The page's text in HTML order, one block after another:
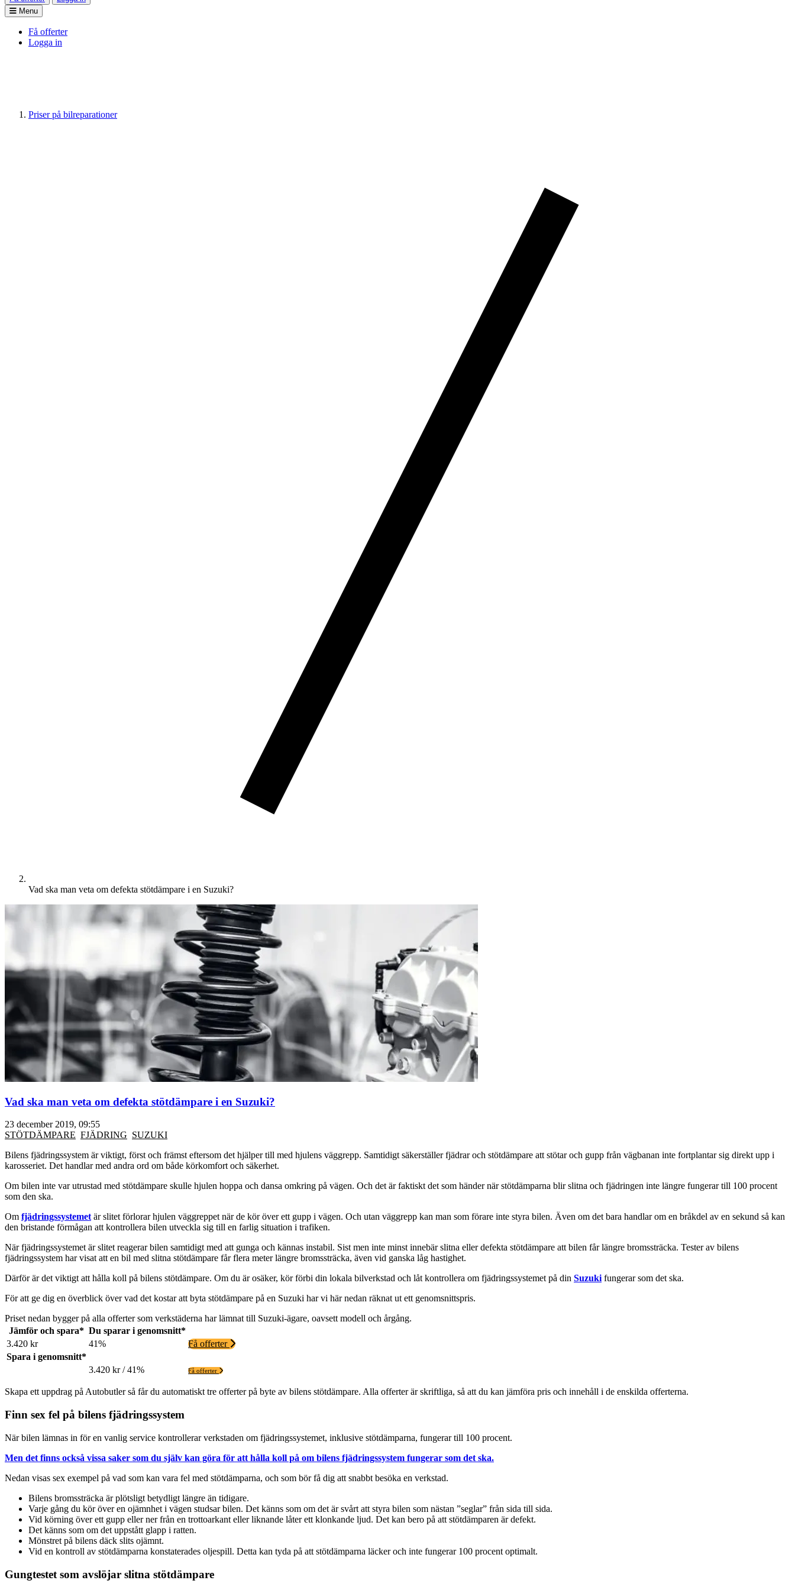
Menu
Få offerter
Logga in
Priser på bilreparationer
Vad ska man veta om defekta stötdämpare i en Suzuki?
Vad ska man veta om defekta stötdämpare i en Suzuki?
23 december 2019, 09:55
STÖTDÄMPARE FJÄDRING SUZUKI
Bilens fjädringssystem är viktigt, först och främst eftersom det hjälper till med hjulens väggrepp. Samtidigt säkerställer fjädrar och stötdämpare att stötar och gupp från vägbanan inte fortplantar sig direkt upp i
karosseriet. Det handlar med andra ord om både körkomfort och säkerhet.
Om bilen inte var utrustad med stötdämpare skulle hjulen hoppa och dansa omkring på vägen. Och det är faktiskt det som händer när stötdämparna blir slitna och fjädringen inte längre fungerar till 100 procent
som den ska.
Om fjädringssystemetär slitet förlorar hjulen väggreppet när de kör över ett gupp i vägen. Och utan väggrepp kan man som förare inte styra bilen. Även om det bara handlar om en bråkdel av en sekund så kan
den bristande förmågan att kontrollera bilen utveckla sig till en farlig situation i trafiken.
När fjädringssystemet är slitet reagerar bilen samtidigt med att gunga och kännas instabil. Sist men inte minst innebär slitna eller defekta stötdämpare att bilen får längre bromssträcka. Tester av bilens
fjädringssystem har visat att en bil med slitna stötdämpare får flera meter längre bromssträcka, även vid ganska låg hastighet.
Därför är det viktigt att hålla koll på bilens stötdämpare. Om du är osäker, kör förbi din lokala bilverkstad och låt kontrollera om fjädringssystemet på din Suzukifungerar som det ska.
För att ge dig en överblick över vad det kostar att byta stötdämpare på en Suzuki har vi här nedan räknat ut ett genomsnittspris.
Priset nedan bygger på alla offerter som verkstäderna har lämnat till Suzuki-ägare, oavsett modell och årgång.
Jämför och spara* Du sparar i genomsnitt*
3.420 kr
41%
Få offerter
Spara i genomsnitt*
3.420 kr / 41%
Få offerter
Skapa ett uppdrag på Autobutler så får du automatiskt tre offerter på byte av bilens stötdämpare. Alla offerter är skriftliga, så att du kan jämföra pris och innehåll i de enskilda offerterna.
Finn sex fel på bilens fjädringssystem
När bilen lämnas in för en vanlig service kontrollerar verkstaden om fjädringssystemet, inklusive stötdämparna, fungerar till 100 procent.
Men det finns också vissa saker som du själv kan göra för att hålla koll på om bilens fjädringssystem fungerar som det ska.
Nedan visas sex exempel på vad som kan vara fel med stötdämparna, och som bör få dig att snabbt besöka en verkstad.
Bilens bromssträcka är plötsligt betydligt längre än tidigare.
Varje gång du kör över en ojämnhet i vägen studsar bilen. Det känns som om det är svårt att styra bilen som nästan ”seglar” från sida till sida.
Vid körning över ett gupp eller ner från en trottoarkant eller liknande låter ett klonkande ljud. Det kan bero på att stötdämparen är defekt.
Det känns som om det uppstått glapp i ratten.
Mönstret på bilens däck slits ojämnt.
Vid en kontroll av stötdämparna konstaterades oljespill. Detta kan tyda på att stötdämparna läcker och inte fungerar 100 procent optimalt.
Gungtestet som avslöjar slitna stötdämpare